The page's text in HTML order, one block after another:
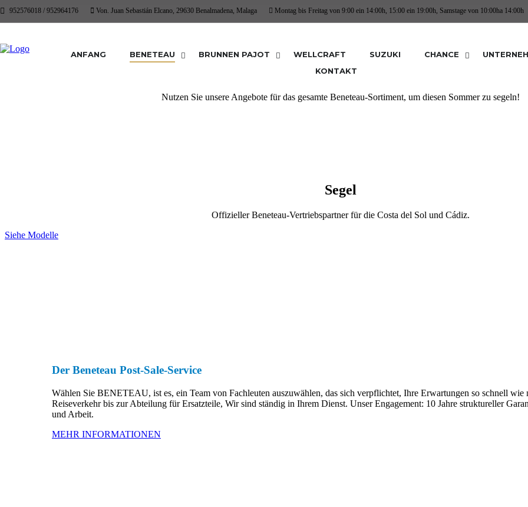
Montag bis Freitag von 9:00 ein 14:00h, 15:00 ein 19:00h, Samstage von 10:00ha 14:00h
Von. Juan Sebastián Elcano, 29630 Benalmadena, Malaga
952576018 / 952964176
ANFANG BENETEAU BRUNNEN PAJOT WELLCRAFT SUZUKI CHANCE
KONTAKT
Offizieller Beneteau-Händler für die Costa del Sol
Nutzen Sie unsere Angebote für das gesamte Beneteau-Sortiment, um diesen Sommer zu segeln!
Segel
Offizieller Beneteau-Vertriebspartner für die Costa del Sol und Cádiz.
Siehe Modelle
Der Beneteau Post-Sale-Service
Wählen Sie BENETEAU, ist es, ein Team von Fachleuten auszuwählen, das sich verpflichtet, Ihre Erwartungen so schnell
Reiseverkehr bis zur Abteilung für Ersatzteile, Wir sind ständig in Ihrem Dienst. Unser Engagement: 10 Jahre struktureller
und Arbeit.
MEHR INFORMATIONEN